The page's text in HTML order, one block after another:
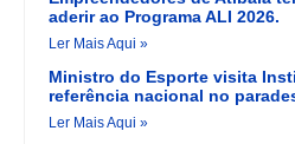
aderir ao Programa ALI 2026.
Ler Mais Aqui »
Ministro do Esporte visita
referência nacional no
Ler Mais Aqui »